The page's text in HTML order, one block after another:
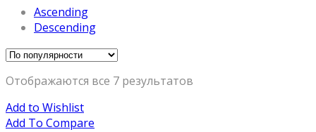
Ascending
Descending
Отображаются все 7 результатов
Add to Wishlist
Add To Compare